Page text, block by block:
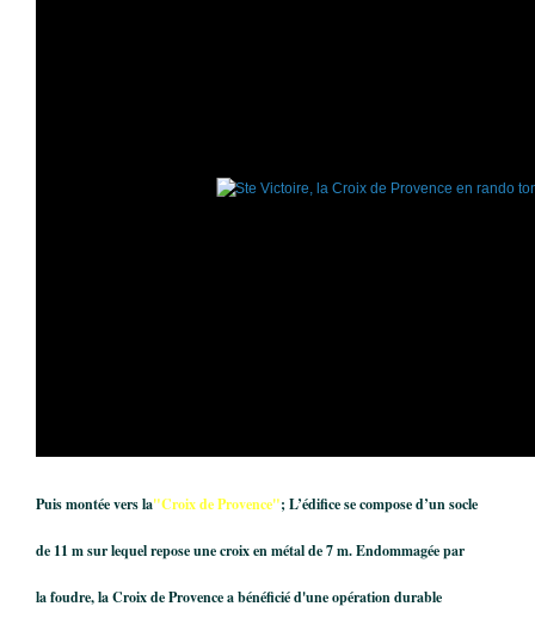
Puis montée vers la"Croix de Provence"; L’édifice se compose d’un socle
de 11 m sur lequel repose une croix en métal de 7 m. Endommagée par
la foudre, la Croix de Provence a bénéficié d'une opération durable